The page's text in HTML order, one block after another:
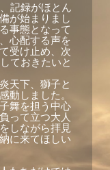
記録がほとん
が始まりまし
事態となって
心配する声を
受け止め、次
ておきたいと
天下、獅子と
動しました。
舞を担う中心
って立つ大人
しながら拝見
に来てほしい